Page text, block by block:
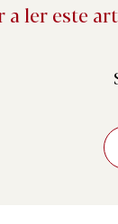
a ler este